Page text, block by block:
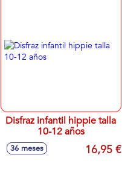
Disfraz infantil hippie talla
10-12 años
36 meses 16,95 €